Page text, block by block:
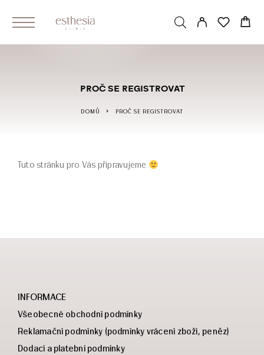
PROČ SE REGISTROVAT
DOMŮ PROČ SE REGISTROVAT
Tuto stránku pro Vás připravujeme
INFORMACE
Všeobecné obchodní podmínky
Reklamační podmínky (podmínky vrácení zboží, peněz)
Dodací a platební podmínky